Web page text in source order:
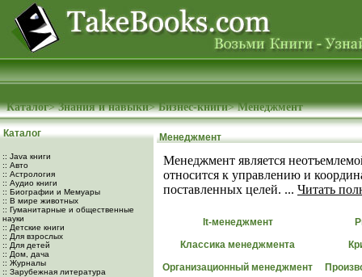
Каталог>Знания и навыки>Бизнес-книги>Менеджмент
Каталог
:: Java книги
:: Авто
:: Астрология
:: Аудио книги
:: Биографии и Мемуары
:: В мире животных
:: Гуманитарные и общественные
науки
:: Детские книги
:: Для взрослых
:: Для детей
:: Дом, дача
:: Журналы
:: Зарубежная литература
Менеджмент
Менеджмент является
относится к управлению и
поставленных целей. ... Читать
It-менеджмент
Классика менеджмента
Организационный менеджмент